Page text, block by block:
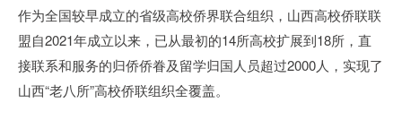
作为全国较早成立的省级高校侨界联合组织，山西高校侨联联
盟自2021年成立以来，已从最初的14所高校扩展到18所，直
接联系和服务的归侨侨眷及留学归国人员超过2000人，实现了
山西“老八所”高校侨联组织全覆盖。